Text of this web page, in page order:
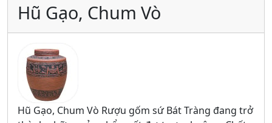
Hũ Gạo, Chum Vò
Hũ Gạo, Chum Vò Rượu gốm sứ Bát Tràng đang trở